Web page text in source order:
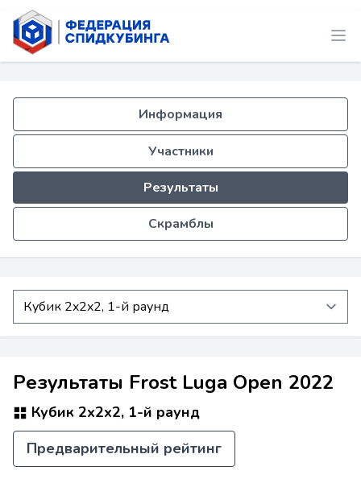
Информация
Участники
Результаты
Скрамблы
Результаты Frost Luga Open 2022
Кубик 2x2x2, 1-й раунд
Предварительный рейтинг